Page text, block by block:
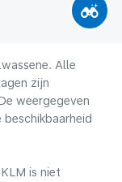
Alle
zijn
weergegeven
is niet